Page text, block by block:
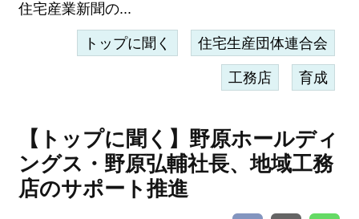
住宅産業新聞の...
トップに聞く 住宅生産団体連合会
工務店 育成
【トップに聞く】野原ホールディ
ングス・野原弘輔社長、地域工務
店のサポート推進